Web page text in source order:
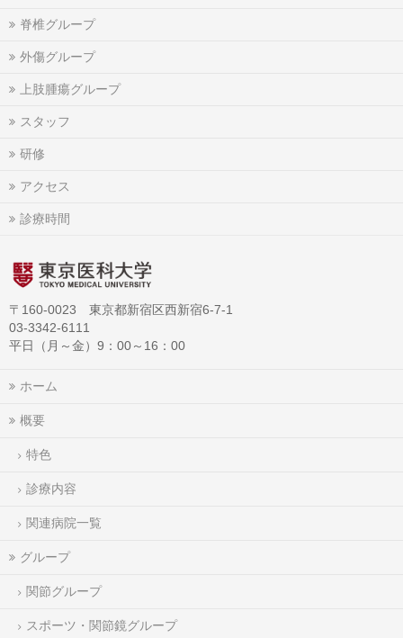
脊椎グループ
外傷グループ
上肢腫瘍グループ
スタッフ
研修
アクセス
診療時間
〒160-0023 東京都新宿区西新宿6-7-1
03-3342-6111
平日（月～金）9：00～16：00
ホーム
概要
特色
診療内容
関連病院一覧
グループ
関節グループ
スポーツ・関節鏡グループ